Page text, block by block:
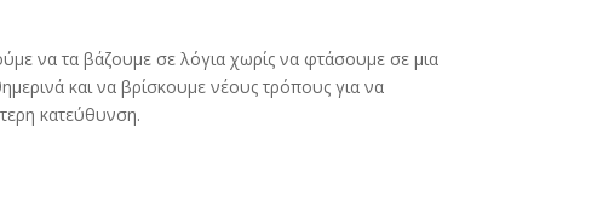
να τα βάζουμε σε λόγια χωρίς να φτάσουμε σε μια
και να βρίσκουμε νέους τρόπους για να
κατεύθυνση.